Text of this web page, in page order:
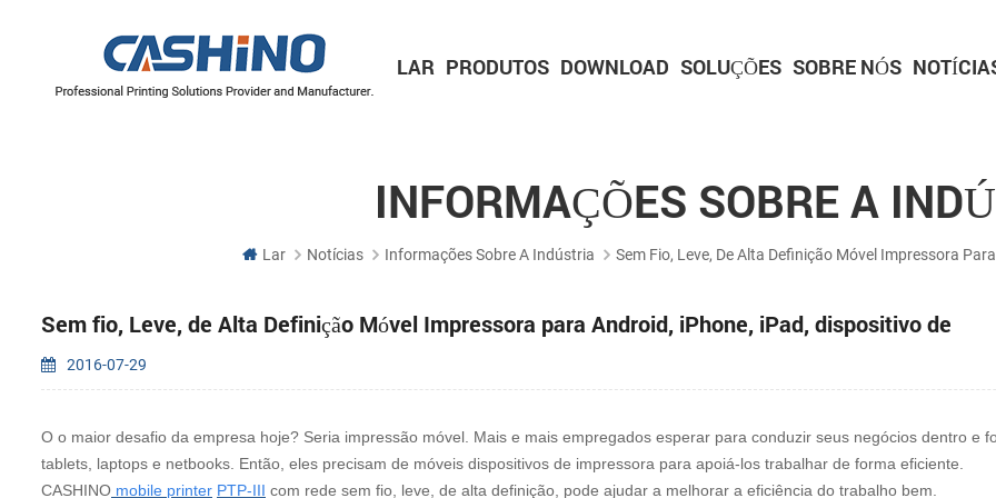
LAR PRODUTOS DOWNLOAD SOLUÇÕES SOBRE NÓS
INFORMAÇÕES SOBRE A
Lar Notícias Informações Sobre A Indústria Sem Fio, Leve, De Alta Definição Móvel Impressora
Sem fio, Leve, de Alta Definição Móvel Impressora para Android, iPhone, iPad, dispositivo de
2016-07-29
O o maior desafio da empresa hoje? Seria impressão móvel. Mais e mais empregados esperar para conduzir seus negócios dentro e
tablets, laptops e netbooks. Então, eles precisam de móveis dispositivos de impressora para apoiá-los trabalhar de forma eficiente.
CASHINO mobile printer PTP-III com rede sem fio, leve, de alta definição, pode ajudar a melhorar a eficiência do trabalho bem.